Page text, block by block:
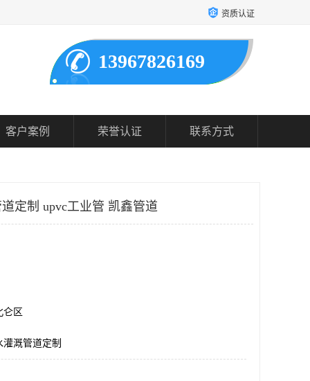
资质认证
13967826169
客户案例 荣誉认证 联系方式
定制 upvc工业管 凯鑫管道
仑区
溉管道定制